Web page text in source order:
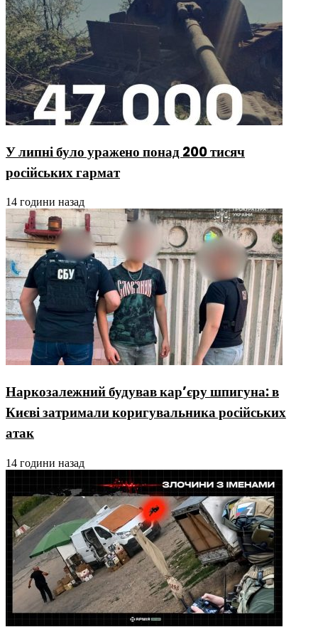
У липні було уражено понад 200 тисяч
російських гармат
14 години назад
Наркозалежний будував кар’єру шпигуна: в
Києві затримали коригувальника російських
атак
14 години назад